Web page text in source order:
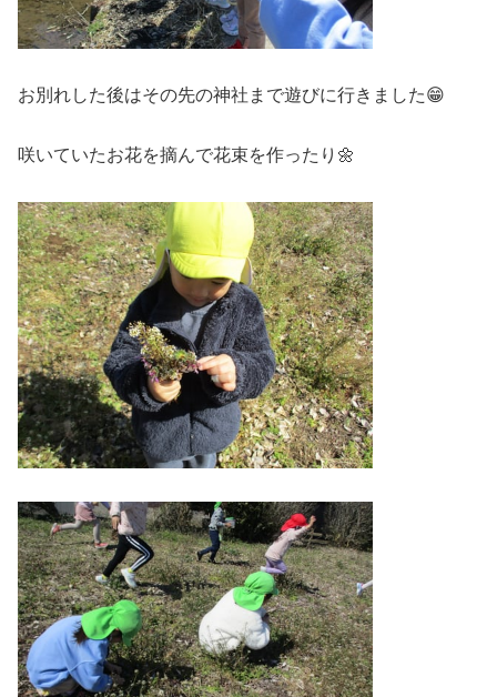
お別れした後はその先の神社まで遊びに行きました😁
咲いていたお花を摘んで花束を作ったり🌼